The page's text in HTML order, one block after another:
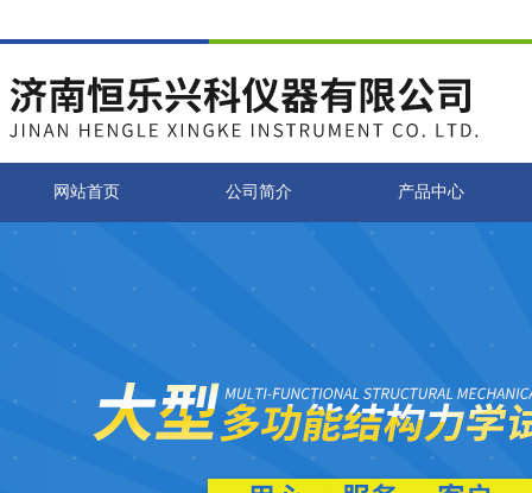
网站首页 公司简介 产品中心